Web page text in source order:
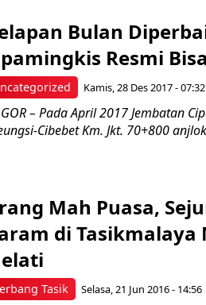
Bulan
Resmi
Kamis, 28 Des 2017 - 07:32
– Pada April 2017 Jembatan
Cibebet Km. Jkt. 70+800
Tasik
Mah Puasa,
di
Selasa, 21 Jun 2016 - 14:56